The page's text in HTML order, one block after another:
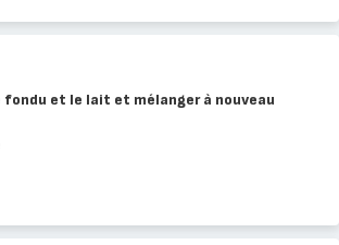
fondu et le lait et mélanger à nouveau